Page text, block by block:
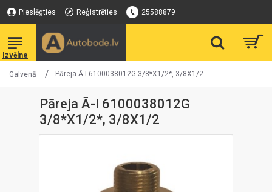
Pieslēgties Reģistrēties 25588879
Galvenā Pāreja Ā-I 6100038012G 3/8*X1/2*, 3/8X1/2
Pāreja Ā-I 6100038012G
3/8*X1/2*, 3/8X1/2